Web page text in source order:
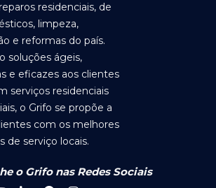
residenciais, de
limpeza,
e reformas do país.
soluções ágeis,
e eficazes aos clientes
serviços residenciais
o Grifo se propõe a
com os melhores
de serviço locais.
o Grifo nas Redes Sociais